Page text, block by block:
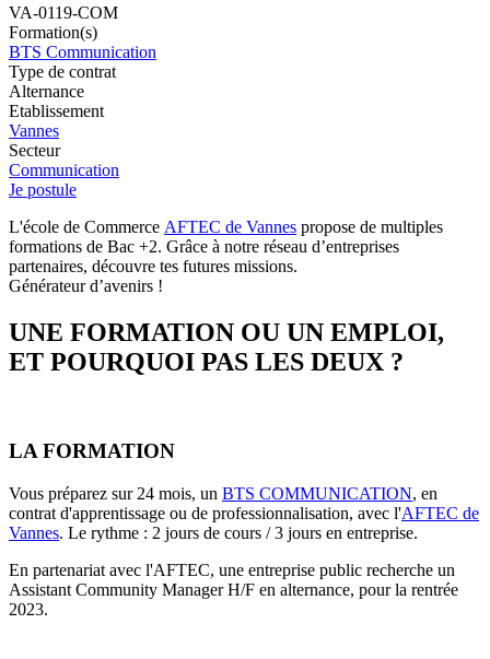
VA-0119-COM
Formation(s)
BTS Communication
Type de contrat
Alternance
Etablissement
Vannes
Secteur
Communication
Je postule
L'école de Commerce AFTEC de Vannes propose de multiples
formations de Bac +2. Grâce à notre réseau d’entreprises
partenaires, découvre tes futures missions.
Générateur d’avenirs !
UNE FORMATION OU UN EMPLOI,
ET POURQUOI PAS LES DEUX ?
LA FORMATION
Vous préparez sur 24 mois, un BTS COMMUNICATION, en
contrat d'apprentissage ou de professionnalisation, avec l'AFTEC de
Vannes. Le rythme : 2 jours de cours / 3 jours en entreprise.
En partenariat avec l'AFTEC, une entreprise public recherche un
Assistant Community Manager H/F en alternance, pour la rentrée
2023.